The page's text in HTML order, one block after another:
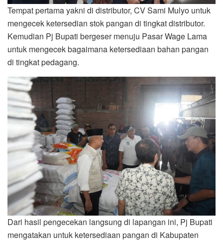
Tempat pertama yakni di distributor, CV Sami Mulyo untuk
mengecek ketersedian stok pangan di tingkat distributor.
Kemudian Pj Bupati bergeser menuju Pasar Wage Lama
untuk mengecek bagaimana ketersediaan bahan pangan
di tingkat pedagang.
Dari hasil pengecekan langsung di lapangan ini, Pj Bupati
mengatakan untuk ketersediaan pangan di Kabupaten